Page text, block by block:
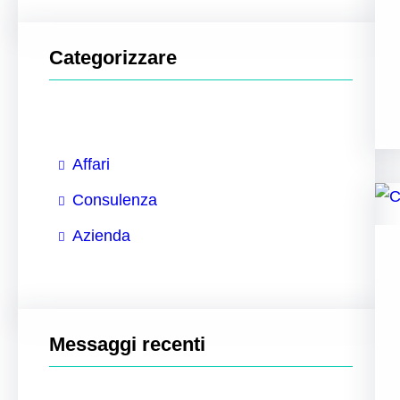
Categorizzare
Affari
Consulenza
Azienda
Messaggi recenti